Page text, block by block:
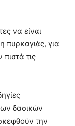
να είναι
πυρκαγιάς, για
τις
δασικών
την